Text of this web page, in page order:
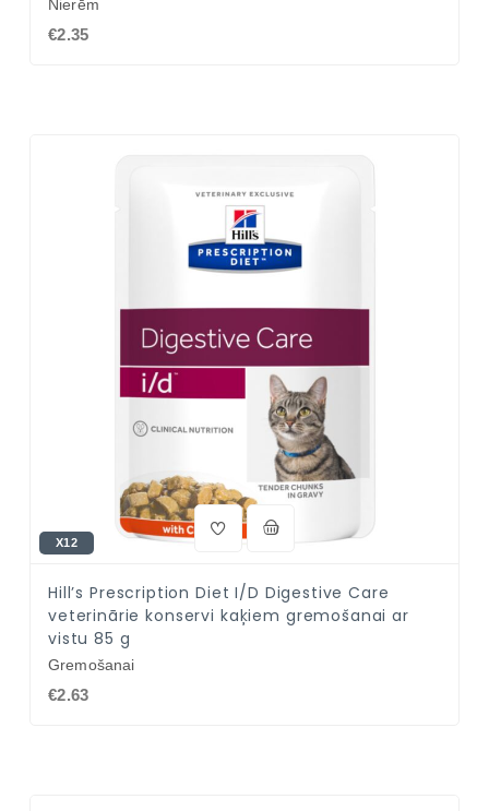
Nierēm
€2.35
X12
Hill’s Prescription Diet I/D Digestive Care
veterinārie konservi kaķiem gremošanai ar
vistu 85 g
Gremošanai
€2.63